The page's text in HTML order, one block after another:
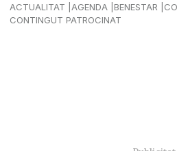
ACTUALITAT AGENDA BENESTAR
CONTINGUT PATROCINAT